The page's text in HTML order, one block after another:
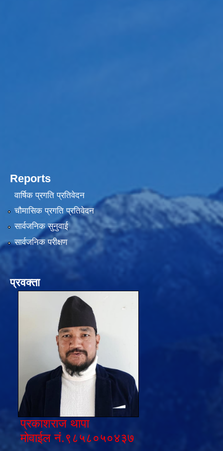
Reports
वार्षिक प्रगति प्रतिवेदन
चौमासिक प्रगति प्रतिवेदन
सार्वजनिक सुनुवाई
सार्वजनिक परीक्षण
प्रवक्ता
प्रकाशराज थापा
मोवाईल नं.९८५८०५०४३७